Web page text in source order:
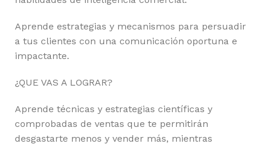
Aprende estrategias y mecanismos para persuadir
a tus clientes con una comunicación oportuna e
impactante.
¿QUE VAS A LOGRAR?
Aprende técnicas y estrategias científicas y
comprobadas de ventas que te permitirán
desgastarte menos y vender más, mientras